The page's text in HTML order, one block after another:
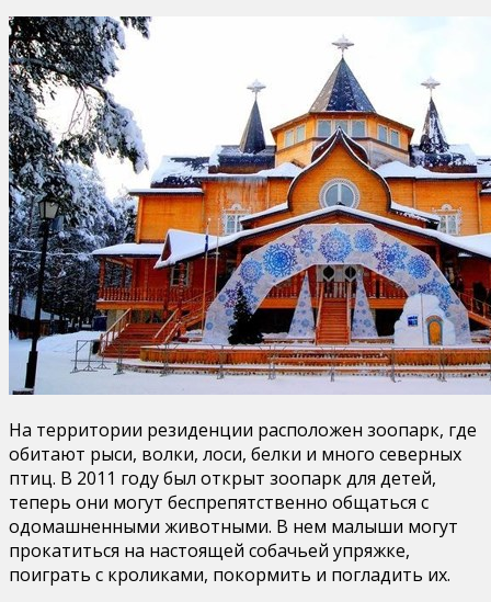
На территории резиденции расположен зоопарк, где
обитают рыси, волки, лоси, белки и много северных
птиц. В 2011 году был открыт зоопарк для детей,
теперь они могут беспрепятственно общаться с
одомашненными животными. В нем малыши могут
прокатиться на настоящей собачьей упряжке,
поиграть с кроликами, покормить и погладить их.